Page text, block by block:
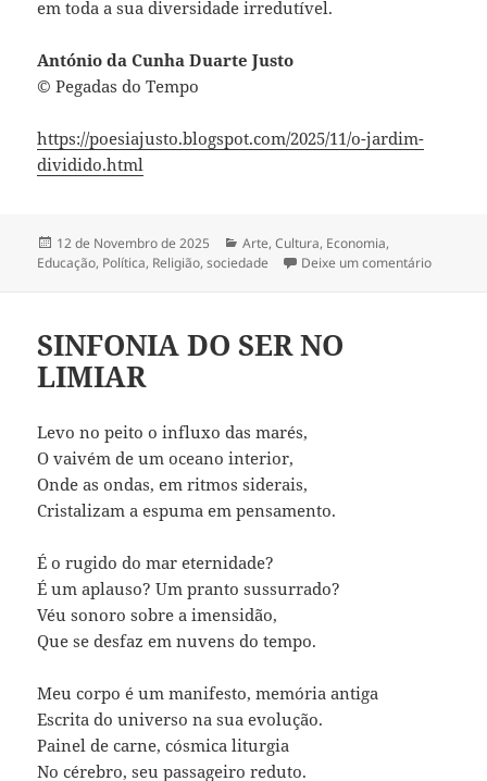
em toda a sua diversidade irredutível.
António da Cunha Duarte Justo
© Pegadas do Tempo
https://poesiajusto.blogspot.com/2025/11/o-jardim-
dividido.html
Publicado
a
12 de Novembro de 2025 Categorias
Arte,Cultura, Economia,
Educação, Política, Religião,sociedade Deixe um comentário
SINFONIA DO SER NO
LIMIAR
Levo no peito o influxo das marés,
O vaivém de um oceano interior,
Onde as ondas, em ritmos siderais,
Cristalizam a espuma em pensamento.
É o rugido do mar eternidade?
É um aplauso? Um pranto sussurrado?
Véu sonoro sobre a imensidão,
Que se desfaz em nuvens do tempo.
Meu corpo é um manifesto, memória antiga
Escrita do universo na sua evolução.
Painel de carne, cósmica liturgia
No cérebro, seu passageiro reduto.